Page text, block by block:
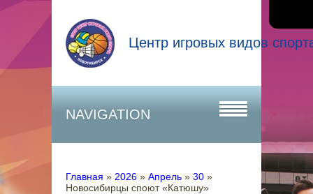
Центр игровых видов
NAVIGATION
Главная » 2026 » Апрель » 30 »
Новосибирцы споют «Катюшу»